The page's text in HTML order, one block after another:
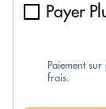
Payer
Paiement
frais.